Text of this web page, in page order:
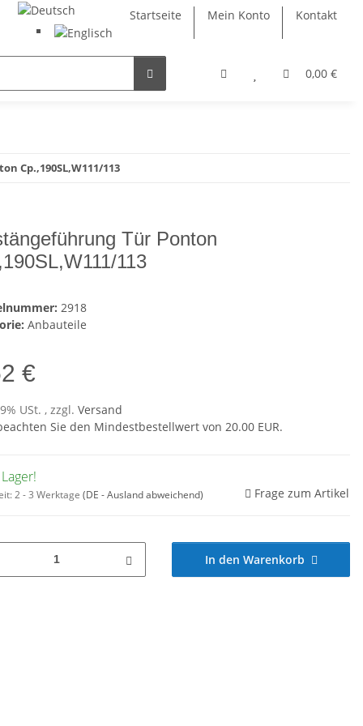
Startseite Mein Konto Kontakt
0,00 €
Cp.,190SL,W111/113
Tür Ponton
113
2918
Anbauteile
€
USt. , zzgl. Versand
Sie den Mindestbestellwert von 20.00 EUR.
2 - 3 Werktage (DE - Ausland abweichend) Frage zum Artikel
In den Warenkorb